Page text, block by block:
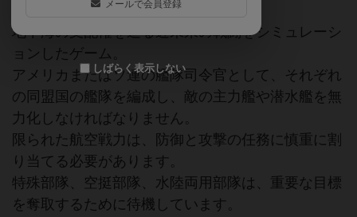
地中海の支配権を巡る近未来の戦闘をシミュレーシ
ョンしたゲーム。
アメリカまたはソ連の艦隊司令官として、それぞれ
の同盟国の艦隊を編成し、敵の主力艦や潜水艦を無
力化しなければなりません。
限られた航空戦力は、防御と攻撃の任務に慎重に割
り当てる必要があります。
特殊部隊、空挺部隊、水陸両用部隊は、重要な目標
を奪取するために待機しています。
メールで会員登録
しばらく表示しない